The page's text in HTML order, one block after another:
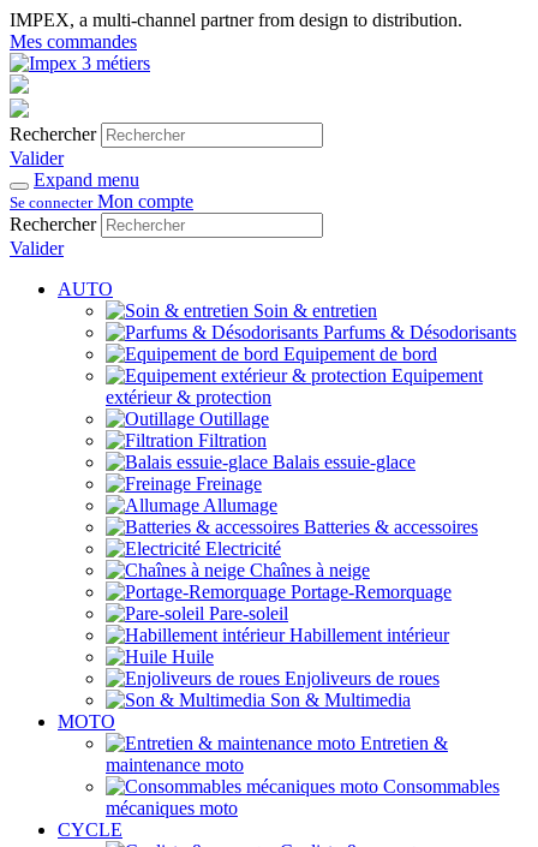
IMPEX, a multi-channel partner from design to distribution.
Mes commandes
Rechercher
Valider
Expand menu
Se connecter Mon compte
Rechercher
Valider
AUTO
Soin & entretien
Parfums & Désodorisants
Equipement de bord
Equipement
extérieur & protection
Outillage
Filtration
Balais essuie-glace
Freinage
Allumage
Batteries & accessoires
Electricité
Chaînes à neige
Portage-Remorquage
Pare-soleil
Habillement intérieur
Huile
Enjoliveurs de roues
Son & Multimedia
MOTO
Entretien &
maintenance moto
Consommables
mécaniques moto
CYCLE